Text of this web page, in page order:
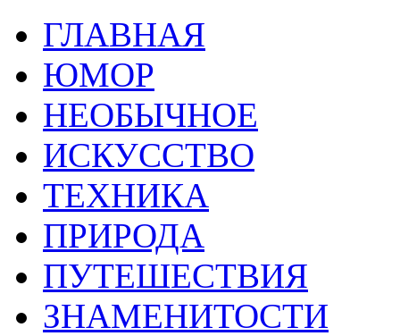
ГЛАВНАЯ
ЮМОР
НЕОБЫЧНОЕ
ИСКУССТВО
ТЕХНИКА
ПРИРОДА
ПУТЕШЕСТВИЯ
ЗНАМЕНИТОСТИ